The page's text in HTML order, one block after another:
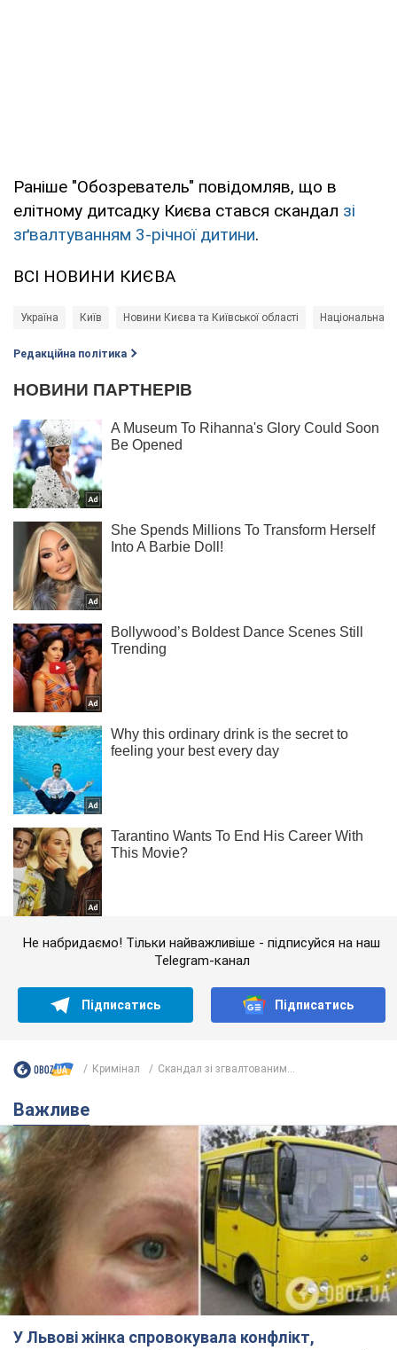
Раніше "Обозреватель" повідомляв, що в
елітному дитсадку Києва стався скандал зі
зґвалтуванням 3-річної дитини.
ВСІ НОВИНИ КИЄВА
Україна Київ Новини Києва та Київської області Національна
Редакційна політика
Не набридаємо! Тільки найважливіше - підписуйся на наш
Telegram-канал
Підписатись Підписатись
Кримінал Скандал зі згвалтованим...
Важливе
У Львові жінка спровокувала конфлікт,